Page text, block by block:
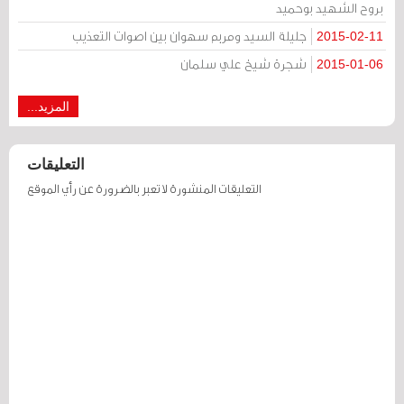
بروح الشهيد بوحميد
2015-02-11 جليلة السيد ومريم سهوان بين اصوات التعذيب
2015-01-06 شجرة شيخ علي سلمان
المزيد...
التعليقات
التعليقات المنشورة لا تعبر بالضرورة عن رأي الموقع